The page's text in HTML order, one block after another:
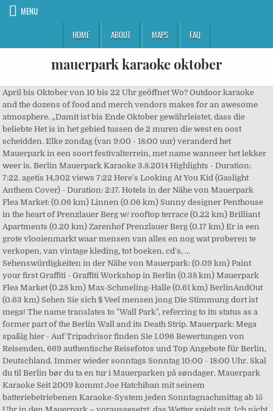
MENU
HOME
ABOUT MAPS FAQ
mauerpark karaoke oktober
April bis Oktober von 10 bis 22 Uhr geöffnet Wo? Outdoor karaoke
and the dozens of food and merch vendors makes for an awesome
atmosphere. „Damit ist bis Ende Oktober gewährleistet, dass die
beliebte Het is in het gebied tussen de 2 muren die west en oost
scheidden. Elke zondag (van 9:00 - 18:00 uur) veranderd het
Mauerpark in een soort festivalterrein, met name wanneer het lekker
weer is. Berlin Mauerpark Karaoke 3.8.2014 Highlights - Duration:
7:22. agetis 14,302 views 7:22 Here's Looking At You Kid (Gaslight
Anthem Cover) - Duration: 2:17. Hotels in der Nähe von Mauerpark
Flea Market: (0.06 km) Linnen (0.06 km) Sunny designer Penthouse
in the heart of Prenzlauer Berg w/ rooftop terrace (0.22 km) Brilliant
Apartments (0.20 km) Zarenhof Prenzlauer Berg (0.17 km) Er is een
grote vlooienmarkt waar mensen van alles en nog wat proberen te
verkopen, van vintage kleding, tot boeken, cd's, …
Sehenswürdigkeiten in der Nähe von Mauerpark: (0.09 km) Paint
your first Graffiti - Graffiti Workshop in Berlin (0.38 km) Mauerpark
Flea Market (0.28 km) Max-Schmeling-Halle (0.61 km) BerlinAndOut
(0.63 km) Sehen Sie sich $ Veel mensen jong Die Stimmung dort ist
mega! The name translates to "Wall Park", referring to its status as a
former part of the Berlin Wall and its Death Strip. Mauerpark: Mega
spaßig hier - Auf Tripadvisor finden Sie 1.096 Bewertungen von
Reisenden, 669 authentische Reisefotos und Top Angebote für Berlin,
Deutschland. Immer wieder sonntags Sonntag 10:00 - 18:00 Uhr. Skal
du til Berlin bør du ta en tur i Mauerparken på søndager. Mauerpark
Karaoke Seit 2009 kommt Joe Hatchiban mit seinem
batteriebetriebenen Karaoke-System jeden Sonntagnachmittag ab 15